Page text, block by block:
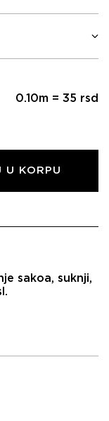
0.10m = 35 rsd
U KORPU
sakoa, suknji,